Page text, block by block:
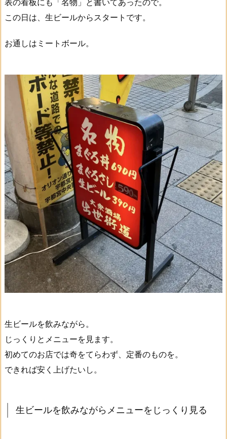
表の看板にも「名物」と書いてあったので。
この日は、生ビールからスタートです。
お通しはミートボール。
生ビールを飲みながら。
じっくりとメニューを見ます。
初めてのお店では奇をてらわず、定番のものを。
できれば安く上げたいし。
生ビールを飲みながらメニューをじっくり見る